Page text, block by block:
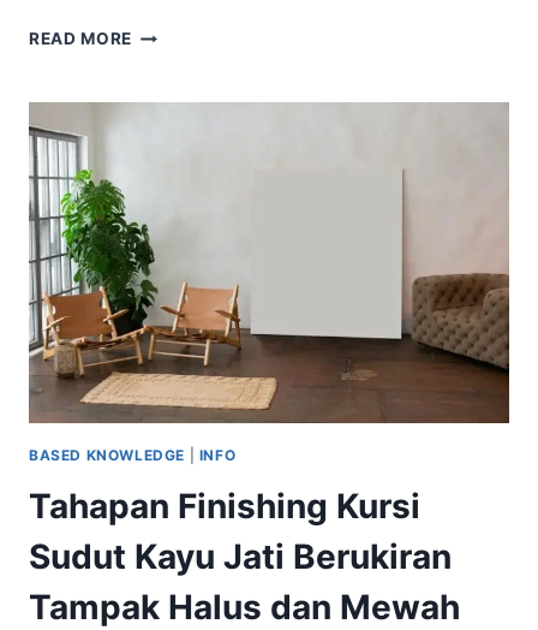
READ MORE TIPS
MELINDUNGI
TERHADAP
CUACA
BASED KNOWLEDGE INFO
Tahapan Finishing Kursi
Sudut Kayu Jati Berukiran
Tampak Halus dan Mewah